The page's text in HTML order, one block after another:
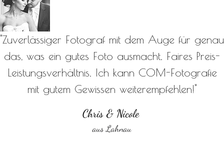
"Zuverlässiger Fotograf mit dem Auge für genau
das, was ein gutes Foto ausmacht. Faires Preis-
Leistungsverhältnis. Ich kann COM-Fotografie
mit gutem Gewissen weiterempfehlen!"
Chris & Nicole
aus Lahnau